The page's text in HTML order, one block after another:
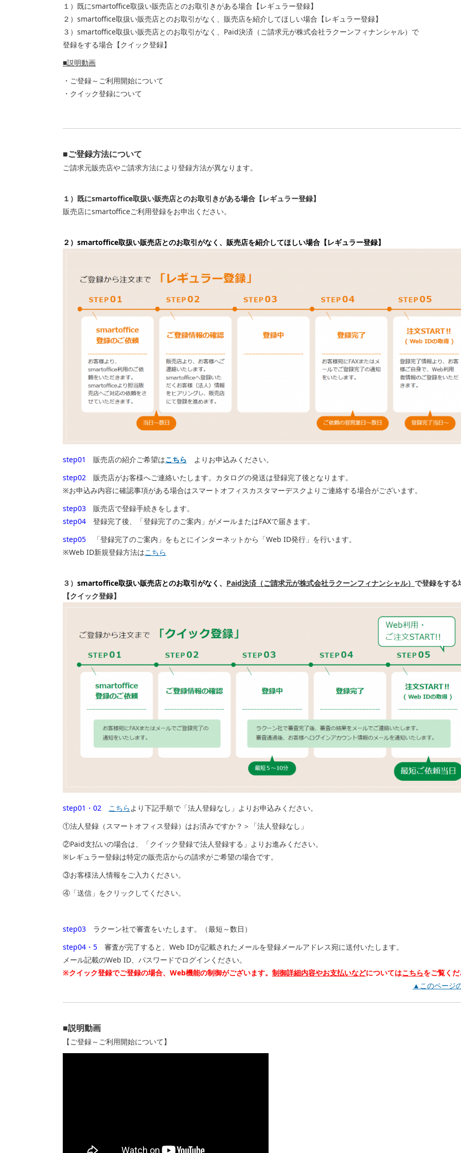
１）既にsmartoffice取扱い販売店とのお取引きがある場合【レギュラー登録】
２）smartoffice取扱い販売店とのお取引がなく、販売店を紹介してほしい場合【レギュラー登録】
３）smartoffice取扱い販売店とのお取引がなく、Paid決済（ご請求元が株式会社ラクーンフィナンシャル）で
登録をする場合【クイック登録】
■説明動画
・ご登録～ご利用開始について
・クイック登録について
■ご登録方法について
ご請求元販売店やご請求方法により登録方法が異なります。
１）既にsmartoffice取扱い販売店とのお取引きがある場合【レギュラー登録】
販売店にsmartofficeご利用登録をお申出ください。
２）smartoffice取扱い販売店とのお取引がなく、販売店を紹介してほしい場合【レギュラー登録】
step01 販売店の紹介ご希望はこちら
よりお申込みください。
step02 販売店がお客様へご連絡いたします。カタログの発送は登録完了後となります。
※お申込み内容に確認事項がある場合はスマートオフィスカスタマーデスクよりご連絡する場合がございます。
step03 販売店で登録手続きをします。
step04 登録完了後、「登録完了のご案内」がメールまたはFAXで届きます。
step05 「登録完了のご案内」をもとにインターネットから「Web ID発行」を行います。
※Web ID新規登録方法はこちら
３） smartoffice取扱い販売店とのお取引がなく、 Paid決済（ご請求元が株式会社ラクーンフィナンシャル） で登録をする
【クイック登録】
step01・02 こちらより下記手順で「法人登録なし」よりお申込みください。
①法人登録（スマートオフィス登録）はお済みですか？＞「法人登録なし」
②Paid支払いの場合は、「クイック登録で法人登録する」よりお進みください。
※レギュラー登録は特定の販売店からの請求がご希望の場合です。
③お客様法人情報をご入力ください。
④「送信」をクリックしてください。
step03 ラクーン社で審査をいたします。（最短～数日）
step04・5 審査が完了すると、Web IDが記載されたメールを登録メールアドレス宛に送付いたします。
メール記載のWeb ID、パスワードでログインください。
※クイック登録でご登録の場合、Web機能の制御がございます。 制御詳細内容やお支払いなどについてはこちらをご覧く
▲このページ
■説明動画
【ご登録～ご利用開始について】